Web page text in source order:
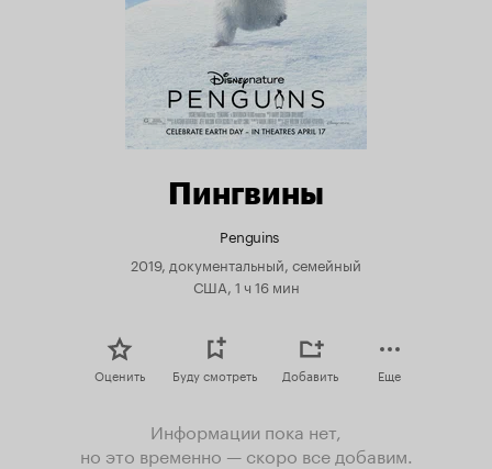
Пингвины
Penguins
2019, документальный, семейный
США, 1 ч 16 мин
Оценить Буду смотреть Добавить Еще
Информации пока нет,
но это временно — скоро все добавим.